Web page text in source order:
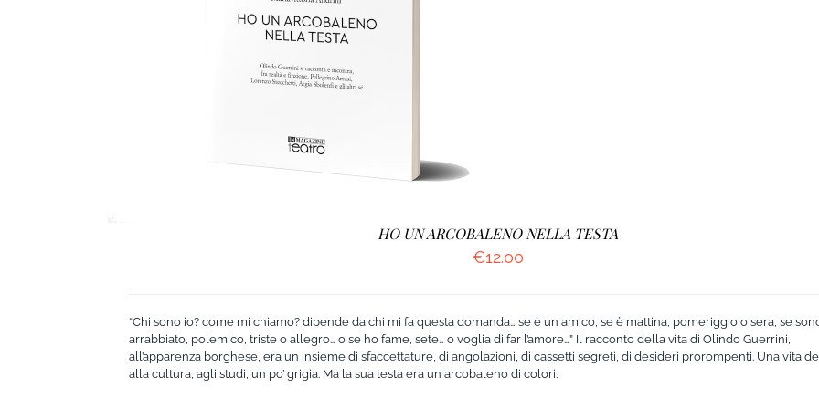
HO UN ARCOBALENO NELLA TESTA
€12.00
“Chi sono io? come mi chiamo? dipende da chi mi fa questa domanda… se è un amico, se è mattina, pomeriggio o sera, se
arrabbiato, polemico, triste o allegro… o se ho fame, sete… o voglia di far l’amore…” Il racconto della vita di Olindo Guerrini,
all’apparenza borghese, era un insieme di sfaccettature, di angolazioni, di cassetti segreti, di desideri prorompenti. Una vita
alla cultura, agli studi, un po’ grigia. Ma la sua testa era un arcobaleno di colori.